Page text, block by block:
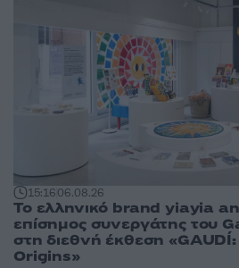
15:1606.08.26
Το ελληνικό brand yiayia
επίσημος συνεργάτης του
στη διεθνή έκθεση
Origins»